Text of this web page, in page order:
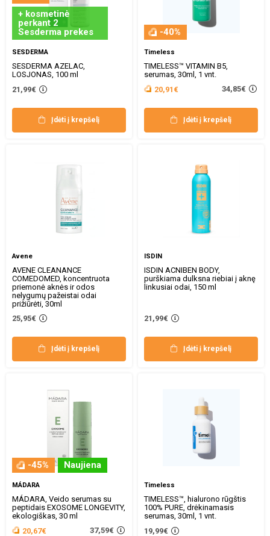
+ kosmetinė
perkant 2
Sesderma prekes
SESDERMA
SESDERMA AZELAC,
LOSJONAS, 100 ml
21,99€
Įdėti į krepšelį
-40%
Timeless
TIMELESS™ VITAMIN B5,
serumas, 30ml, 1 vnt.
20,91€
34,85€
Įdėti į krepšelį
Avene
AVENE CLEANANCE
COMEDOMED, koncentruota
priemonė aknės ir odos
nelygumų pažeistai odai
prižiūrėti, 30ml
25,95€
Įdėti į krepšelį
ISDIN
ISDIN ACNIBEN BODY,
purškiama dulksna riebiai į aknę
linkusiai odai, 150 ml
21,99€
Įdėti į krepšelį
-45% Naujiena
MÁDARA
MÁDARA, Veido serumas su
peptidais EXOSOME LONGEVITY,
ekologiškas, 30 ml
20,67€
37,59€
Timeless
TIMELESS™, hialurono rūgštis
100% PURE, drėkinamasis
serumas, 30ml, 1 vnt.
19,99€